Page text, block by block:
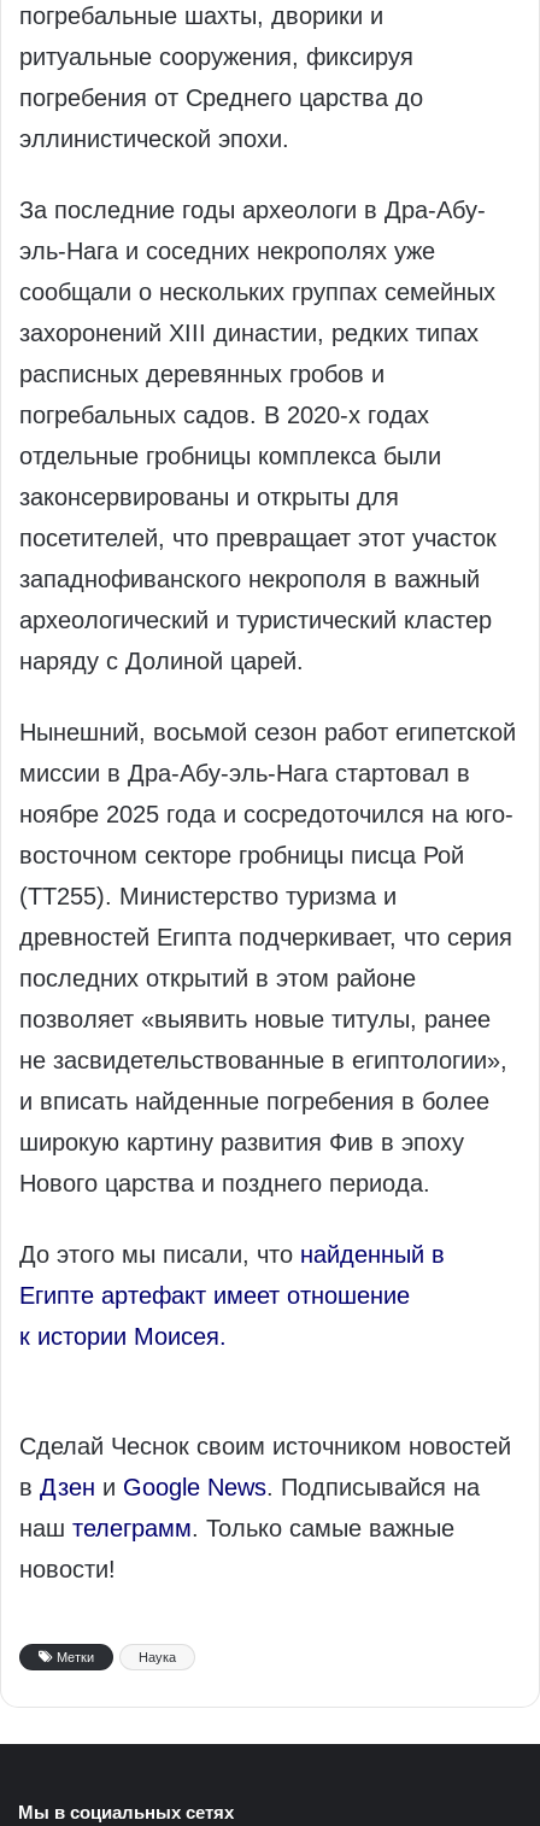
погребальные шахты, дворики и
ритуальные сооружения, фиксируя
погребения от Среднего царства до
эллинистической эпохи.
За последние годы археологи в Дра-Абу-
эль-Нага и соседних некрополях уже
сообщали о нескольких группах семейных
захоронений XIII династии, редких типах
расписных деревянных гробов и
погребальных садов. В 2020-х годах
отдельные гробницы комплекса были
законсервированы и открыты для
посетителей, что превращает этот участок
западнофиванского некрополя в важный
археологический и туристический кластер
наряду с Долиной царей.
Нынешний, восьмой сезон работ египетской
миссии в Дра-Абу-эль-Нага стартовал в
ноябре 2025 года и сосредоточился на юго-
восточном секторе гробницы писца Рой
(TT255). Министерство туризма и
древностей Египта подчеркивает, что серия
последних открытий в этом районе
позволяет «выявить новые титулы, ранее
не засвидетельствованные в египтологии»,
и вписать найденные погребения в более
широкую картину развития Фив в эпоху
Нового царства и позднего периода.
До этого мы писали, что найденный в
Египте артефакт имеет отношение
к истории Моисея.
Сделай Чеснок своим источником новостей
в Дзен и Google News. Подписывайся на
наш телеграмм. Только самые важные
новости!
Метки Наука
Мы в социальных сетях